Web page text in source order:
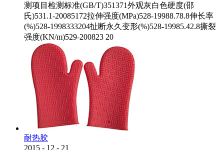
测项目检测标准(GB/T)351371外观灰白色硬度(邵
氏)531.1-20085172拉伸强度(MPa)528-19988.78.8伸长率
(%)528-1998333204扯断永久变形(%)528-19985.42.8撕裂
强度(KN/m)529-200823 20
耐热胶
2015 - 12 - 21